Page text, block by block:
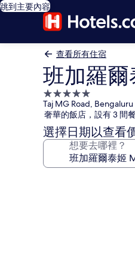
跳到主要內容
查看所有住宿
班加羅
5.0
星
級
住
宿
Taj MG Road, Bengaluru
奢華的飯店，設有 3 間
選擇日期以查看
想要去哪裡？